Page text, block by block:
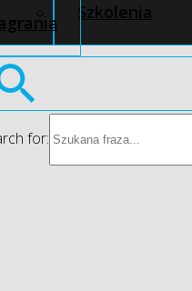
Szkolenia
for: